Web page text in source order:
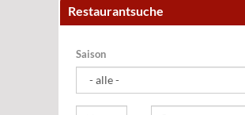
Restaurantsuche
Saison